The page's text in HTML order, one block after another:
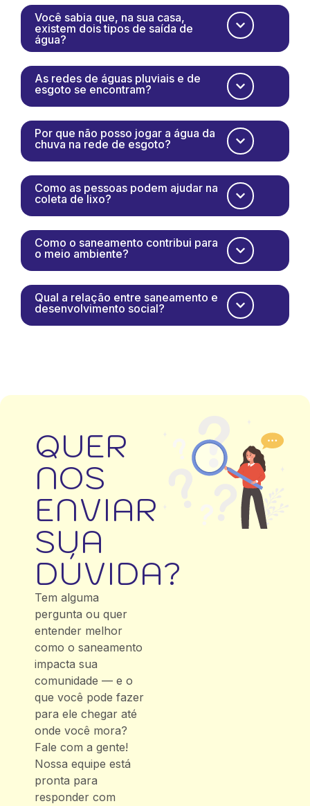
Você sabia que, na sua casa,
existem dois tipos de saída de
água?
As redes de águas pluviais e de
esgoto se encontram?
Por que não posso jogar a água da
chuva na rede de esgoto?
Como as pessoas podem ajudar na
coleta de lixo?
Como o saneamento contribui para
o meio ambiente?
Qual a relação entre saneamento e
desenvolvimento social?
QUER
NOS
ENVIAR
SUA
DÚVIDA?
Tem alguma
pergunta ou quer
entender melhor
como o saneamento
impacta sua
comunidade — e o
que você pode fazer
para ele chegar até
onde você mora?
Fale com a gente!
Nossa equipe está
pronta para
responder com